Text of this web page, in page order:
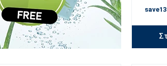
save13